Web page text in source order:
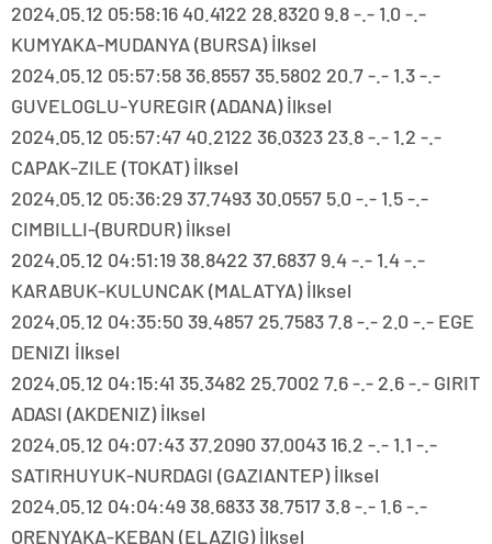
2024.05.12 05:58:16 40.4122 28.8320 9.8 -.- 1.0 -.-
KUMYAKA-MUDANYA (BURSA) İlksel
2024.05.12 05:57:58 36.8557 35.5802 20.7 -.- 1.3 -.-
GUVELOGLU-YUREGIR (ADANA) İlksel
2024.05.12 05:57:47 40.2122 36.0323 23.8 -.- 1.2 -.-
CAPAK-ZILE (TOKAT) İlksel
2024.05.12 05:36:29 37.7493 30.0557 5.0 -.- 1.5 -.-
CIMBILLI-(BURDUR) İlksel
2024.05.12 04:51:19 38.8422 37.6837 9.4 -.- 1.4 -.-
KARABUK-KULUNCAK (MALATYA) İlksel
2024.05.12 04:35:50 39.4857 25.7583 7.8 -.- 2.0 -.- EGE
DENIZI İlksel
2024.05.12 04:15:41 35.3482 25.7002 7.6 -.- 2.6 -.- GIRIT
ADASI (AKDENIZ) İlksel
2024.05.12 04:07:43 37.2090 37.0043 16.2 -.- 1.1 -.-
SATIRHUYUK-NURDAGI (GAZIANTEP) İlksel
2024.05.12 04:04:49 38.6833 38.7517 3.8 -.- 1.6 -.-
ORENYAKA-KEBAN (ELAZIG) İlksel